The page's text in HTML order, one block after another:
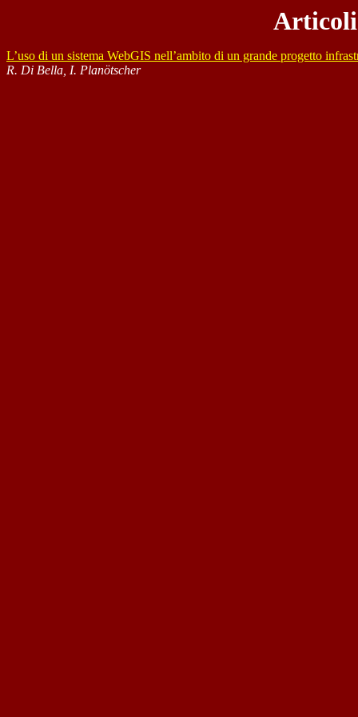
L’uso di un sistema WebGIS nell’ambito di un grande progetto
R. Di Bella, I. Planötscher